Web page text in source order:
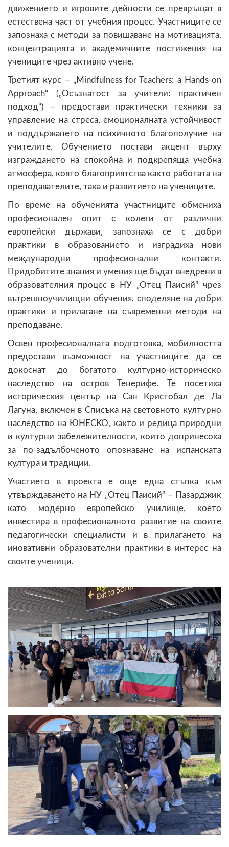
движението и игровите дейности се превръщат в
естествена част от учебния процес. Участниците се
запознаха с методи за повишаване на мотивацията,
концентрацията и академичните постижения на
учениците чрез активно учене.
Третият курс – „Mindfulness for Teachers: a Hands-on
Approach“ („Осъзнатост за учители: практичен
подход“) – предостави практически техники за
управление на стреса, емоционалната устойчивост
и поддържането на психичното благополучие на
учителите. Обучението постави акцент върху
изграждането на спокойна и подкрепяща учебна
атмосфера, която благоприятства както работата на
преподавателите, така и развитието на учениците.
По време на обученията участниците обмениха
професионален опит с колеги от различни
европейски държави, запознаха се с добри
практики в образованието и изградиха нови
международни професионални контакти.
Придобитите знания и умения ще бъдат внедрени в
образователния процес в НУ „Отец Паисий“ чрез
вътрешноучилищни обучения, споделяне на добри
практики и прилагане на съвременни методи на
преподаване.
Освен професионалната подготовка, мобилността
предостави възможност на участниците да се
докоснат до богатото културно-историческо
наследство на остров Тенерифе. Те посетиха
историческия център на Сан Кристобал де Ла
Лагуна, включен в Списъка на световното културно
наследство на ЮНЕСКО, както и редица природни
и културни забележителности, които допринесоха
за по-задълбоченото опознаване на испанската
култура и традиции.
Участието в проекта е още една стъпка към
утвърждаването на НУ „Отец Паисий“ – Пазарджик
като модерно европейско училище, което
инвестира в професионалното развитие на своите
педагогически специалисти и в прилагането на
иновативни образователни практики в интерес на
своите ученици.